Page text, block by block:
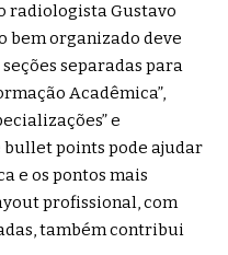
radiologista Gustavo
bem organizado deve
separadas para
Acadêmica”,
e
bullet points pode ajudar
e os pontos mais
profissional, com
também contribui